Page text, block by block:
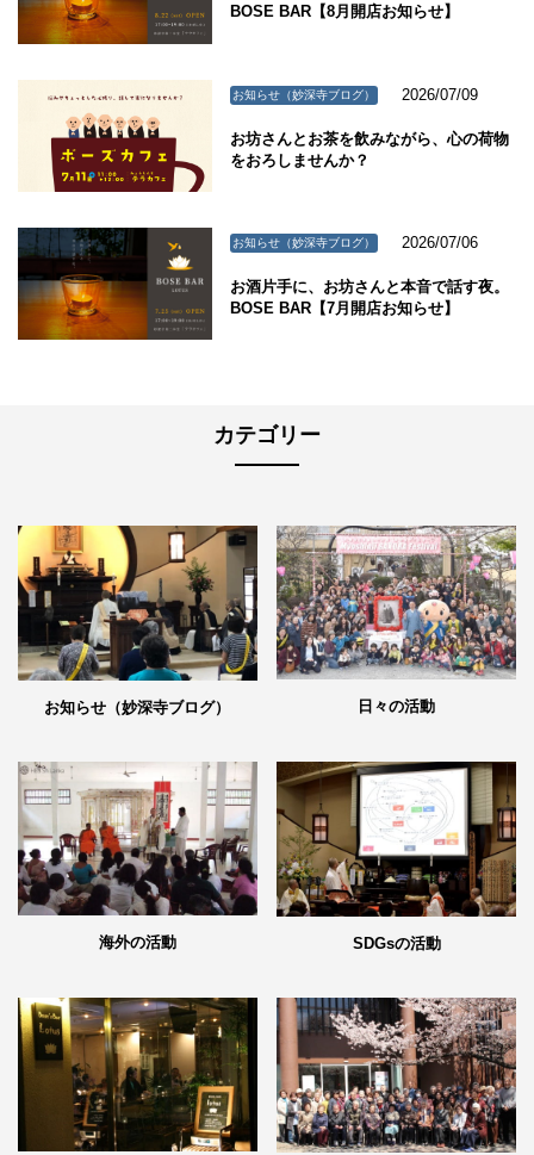
BOSE BAR【8月開店お知らせ】
お知らせ（妙深寺ブログ） 2026/07/09
お坊さんとお茶を飲みながら、心の荷物
をおろしませんか？
お知らせ（妙深寺ブログ） 2026/07/06
お酒片手に、お坊さんと本音で話す夜。
BOSE BAR【7月開店お知らせ】
カテゴリー
お知らせ（妙深寺ブログ） 日々の活動
海外の活動 SDGsの活動